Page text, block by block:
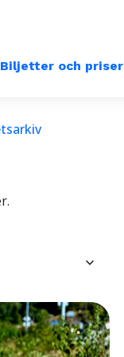
Biljetter och priser
keyboard_arrow_down